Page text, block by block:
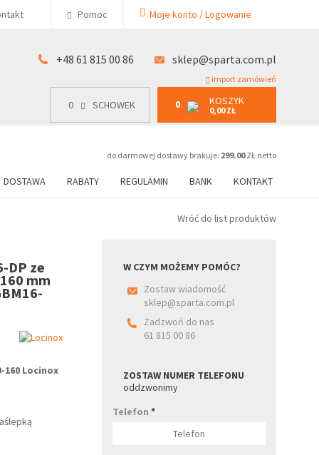
Pomoc Moje konto / Logowanie
+48 61 815 00 86 sklep@sparta.com.pl
import zamówień
0 SCHOWEK 0 KOSZYK
0,00 ZŁ
do darmowej dostawy brakuje: 299.00ZŁ netto
DOSTAWA RABATY REGULAMIN BANK KONTAKT
0 SCHOWEK 0 KOSZYK
0,00 ZŁ
00 86
Wróć do list produktów
DP ze
mm
160 Locinox
W CZYM MOŻEMY POMÓC?
Zostaw wiadomość
sklep@sparta.com.pl
Zadzwoń do nas
61 815 00 86
ZOSTAW NUMER TELEFONU
oddzwonimy
Telefon*